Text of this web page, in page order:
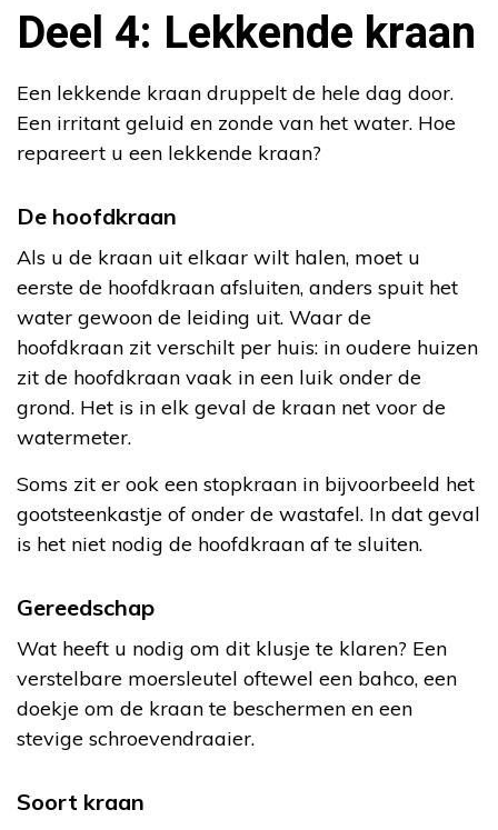
Deel 4: Lekkende kraan
Een lekkende kraan druppelt de hele dag door.
Een irritant geluid en zonde van het water. Hoe
repareert u een lekkende kraan?
De hoofdkraan
Als u de kraan uit elkaar wilt halen, moet u
eerste de hoofdkraan afsluiten, anders spuit het
water gewoon de leiding uit. Waar de
hoofdkraan zit verschilt per huis: in oudere huizen
zit de hoofdkraan vaak in een luik onder de
grond. Het is in elk geval de kraan net voor de
watermeter.
Soms zit er ook een stopkraan in bijvoorbeeld het
gootsteenkastje of onder de wastafel. In dat geval
is het niet nodig de hoofdkraan af te sluiten.
Gereedschap
Wat heeft u nodig om dit klusje te klaren? Een
verstelbare moersleutel oftewel een bahco, een
doekje om de kraan te beschermen en een
stevige schroevendraaier.
Soort kraan